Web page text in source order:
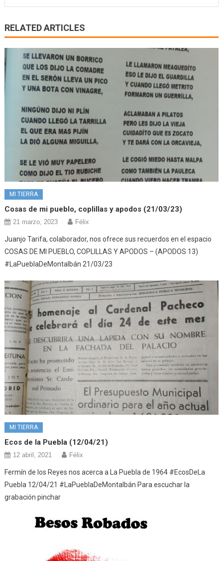
RELATED ARTICLES
MI TIERRA
Cosas de mi pueblo, coplillas y apodos (21/03/23)
21 marzo, 2023 Félix
Juanjo Tarifa, colaborador, nos ofrece sus recuerdos en el espacio
COSAS DE MI PUEBLO, COPLILLAS Y APODOS – (APODOS 13)
#LaPueblaDeMontalbán 21/03/23
MI TIERRA
Ecos de la Puebla (12/04/21)
12 abril, 2021 Félix
Fermín de los Reyes nos acerca a La Puebla de 1964 #EcosDeLa
Puebla 12/04/21 #LaPueblaDeMontalbán Para escuchar la
grabación pinchar